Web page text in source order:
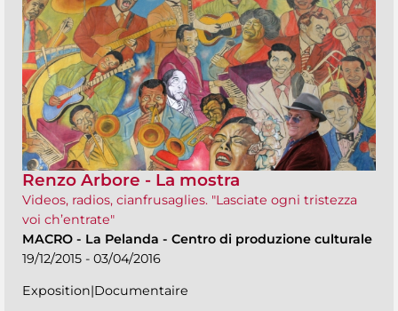
Renzo Arbore - La mostra
Videos, radios, cianfrusaglies. "Lasciate ogni tristezza
voi ch’entrate"
MACRO - La Pelanda - Centro di produzione culturale
19/12/2015 - 03/04/2016
Exposition|Documentaire